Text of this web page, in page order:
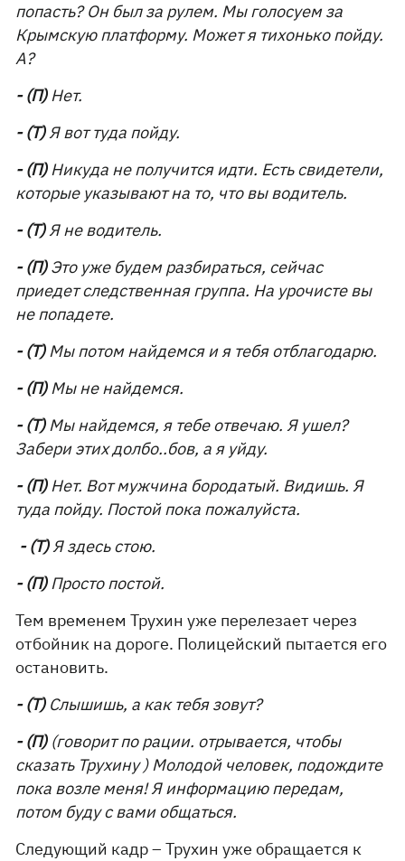
попасть? Он был за рулем. Мы голосуем за
Крымскую платформу. Может я тихонько пойду.
А?
- (П)Нет.
- (Т)Я вот туда пойду.
- (П)Никуда не получится идти. Есть свидетели,
которые указывают на то, что вы водитель.
- (Т)Я не водитель.
- (П)Это уже будем разбираться, сейчас
приедет следственная группа. На урочисте вы
не попадете.
- (Т)Мы потом найдемся и я тебя отблагодарю.
- (П)Мы не найдемся.
- (Т)Мы найдемся, я тебе отвечаю. Я ушел?
Забери этих долбо..бов, а я уйду.
- (П)Нет. Вот мужчина бородатый. Видишь. Я
туда пойду. Постой пока пожалуйста.
- (Т)Я здесь стою.
- (П)Просто постой.
Тем временем Трухин уже перелезает через
отбойник на дороге. Полицейский пытается его
остановить.
- (Т)Слышишь, а как тебя зовут?
- (П)(говорит по рации. отрывается, чтобы
сказать Трухину ) Молодой человек, подождите
пока возле меня! Я информацию передам,
потом буду с вами общаться.
Следующий кадр – Трухин уже обращается к